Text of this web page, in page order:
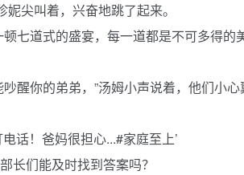
尖叫着，兴奋地跳了起来。
七道式的盛宴，每一道都是不可多得的
醒你的弟弟，”汤姆小声说着，他们小心
话！爸妈很担心...#家庭至上’
长们能及时找到答案吗？